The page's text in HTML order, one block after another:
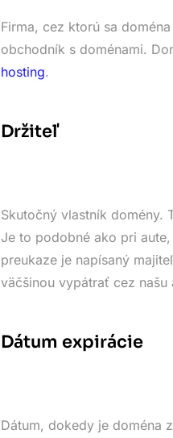
Firma, cez ktorú sa
obchodník s doménami.
hosting.
Držiteľ
Skutočný vlastník domény.
Je to podobné ako pri
preukaze je napísaný
väčšinou vypátrať cez našu
Dátum expirácie
Dátum, dokedy je doména